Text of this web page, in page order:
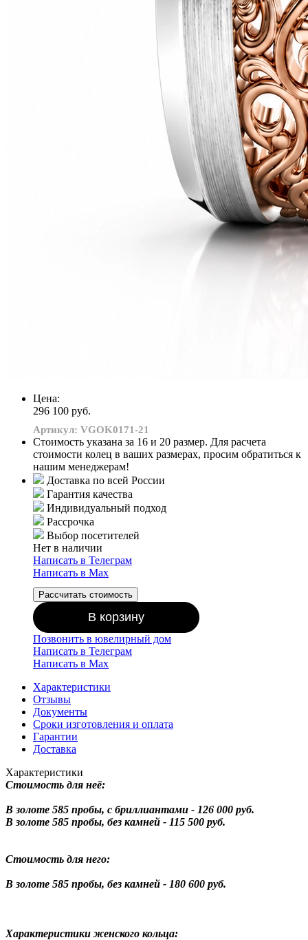
Цена:
296 100 руб.
Артикул: VGOK0171-21
Стоимость указана за 16 и 20 размер. Для расчета
стоимости колец в ваших размерах, просим обратиться к
нашим менеджерам!
Доставка по всей России
Гарантия качества
Индивидуальный подход
Рассрочка
Выбор посетителей
Нет в наличии
Написать в Телеграм
Написать в Мах
Рассчитать стоимость
В корзину
Позвонить в ювелирный дом
Написать в Телеграм
Написать в Мах
Характеристики
Отзывы
Документы
Сроки изготовления и оплата
Гарантии
Доставка
Характеристики
Стоимость для неё:
В золоте 585 пробы, с бриллиантами - 126 000 руб.
В золоте 585 пробы, без камней - 115 500 руб.
Стоимость для него:
В золоте 585 пробы, без камней - 180 600 руб.
Характеристики женского кольца: